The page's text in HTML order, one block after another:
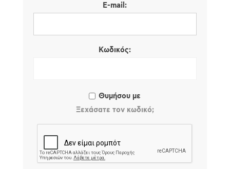
E-mail:
Κωδικός:
Θυμήσου με
Ξεχάσατε τον κωδικό;